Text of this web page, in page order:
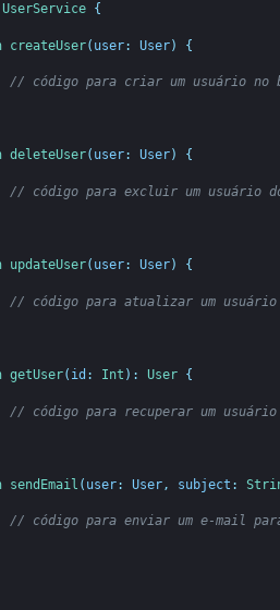
UserService {
createUser( user: User) {
// código para criar um usuário no
deleteUser( user: User) {
// código para excluir um usuário do
updateUser( user: User) {
// código para atualizar um usuário
getUser( id : Int ) : User {
// código para recuperar um usuário
sendEmail ( user: User, subject :
// código para enviar um e-mail